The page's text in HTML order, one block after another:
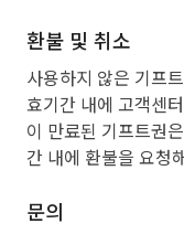
환불 및 취소
사용하지 않은 기프
효기간 내에 고객센
이 만료된 기프트권
간 내에 환불을 요청
문의